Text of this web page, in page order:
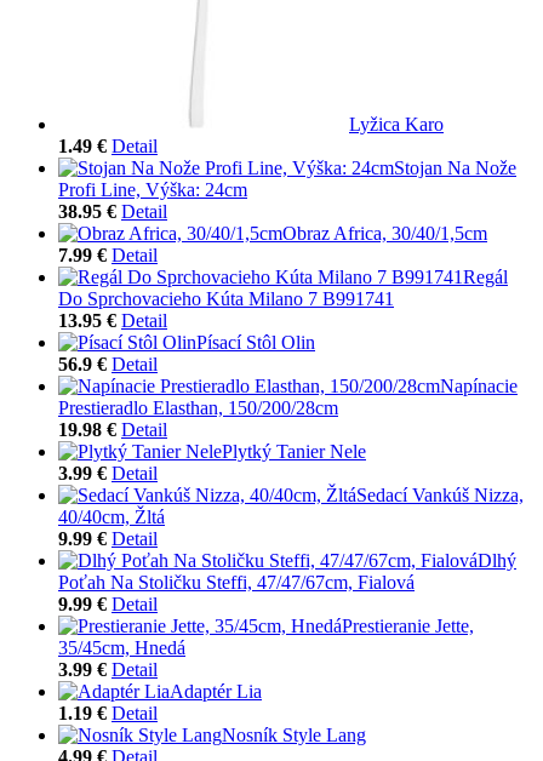
Lyžica Karo
1.49 € Detail
Stojan Na Nože
Profi Line, Výška: 24cm
38.95 € Detail
Obraz Africa, 30/40/1,5cm
7.99 € Detail
Regál
Do Sprchovacieho Kúta Milano 7 B991741
13.95 € Detail
Písací Stôl Olin
56.9 € Detail
Napínacie
Prestieradlo Elasthan, 150/200/28cm
19.98 € Detail
Plytký Tanier Nele
3.99 € Detail
Sedací Vankúš Nizza,
40/40cm, Žltá
9.99 € Detail
Dlhý
Poťah Na Stoličku Steffi, 47/47/67cm, Fialová
9.99 € Detail
Prestieranie Jette,
35/45cm, Hnedá
3.99 € Detail
Adaptér Lia
1.19 € Detail
Nosník Style Lang
4.99 € Detail